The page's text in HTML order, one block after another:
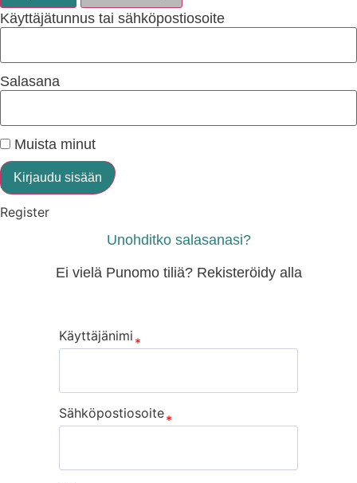
Käyttäjätunnus tai sähköpostiosoite
Salasana
Muista minut
Kirjaudu sisään
Register
Unohditko salasanasi?
Ei vielä Punomo tiliä? Rekisteröidy alla
Käyttäjänimi
Sähköpostiosoite